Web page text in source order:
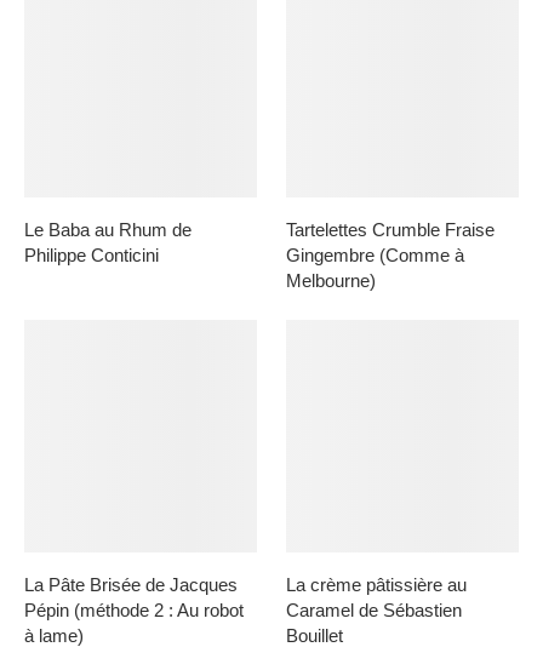
Le Baba au Rhum de
Philippe Conticini
Tartelettes Crumble Fraise
Gingembre (Comme à
Melbourne)
La Pâte Brisée de Jacques
Pépin (méthode 2 : Au robot
à lame)
La crème pâtissière au
Caramel de Sébastien
Bouillet